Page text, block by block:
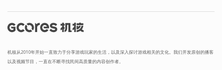
机核从2010年开始一直致力于分享游戏玩家的生活，以及深入探讨游戏相关的文化。我们开发原创的播客
以及视频节目，一直在不断寻找民间高质量的内容创作者。